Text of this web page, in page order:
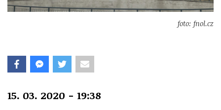
foto: fnol.cz
15. 03. 2020 - 19:38